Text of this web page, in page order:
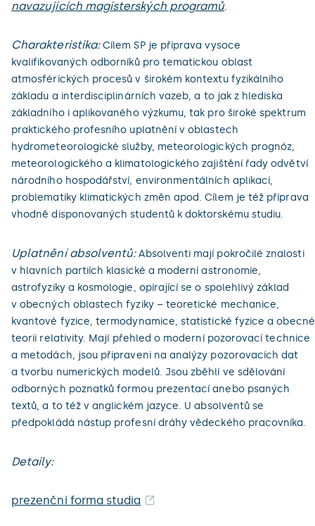
navazujících magisterských programů.
Charakteristika: Cílem SP je příprava vysoce
kvalifikovaných odborníků pro tematickou oblast
atmosférických procesů v širokém kontextu fyzikálního
základu a interdisciplinárních vazeb, a to jak z hlediska
základního i aplikovaného výzkumu, tak pro široké spektrum
praktického profesního uplatnění v oblastech
hydrometeorologické služby, meteorologických prognóz,
meteorologického a klimatologického zajištění řady odvětví
národního hospodářství, environmentálních aplikací,
problematiky klimatických změn apod. Cílem je též příprava
vhodně disponovaných studentů k doktorskému studiu.
Uplatnění absolventů: Absolventi mají pokročilé znalosti
v hlavních partiích klasické a moderní astronomie,
astrofyziky a kosmologie, opírající se o spolehlivý základ
v obecných oblastech fyziky – teoretické mechanice,
kvantové fyzice, termodynamice, statistické fyzice a obecné
teorii relativity. Mají přehled o moderní pozorovací technice
a metodách, jsou připraveni na analýzy pozorovacích dat
a tvorbu numerických modelů. Jsou zběhlí ve sdělování
odborných poznatků formou prezentací anebo psaných
textů, a to též v anglickém jazyce. U absolventů se
předpokládá nástup profesní dráhy vědeckého pracovníka.
Detaily:
prezenční forma studia